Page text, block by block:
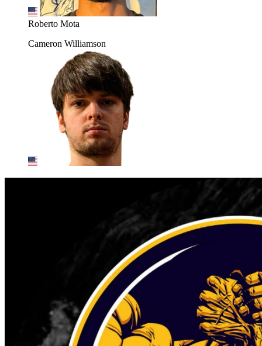
Roberto Mota
Cameron Williamson